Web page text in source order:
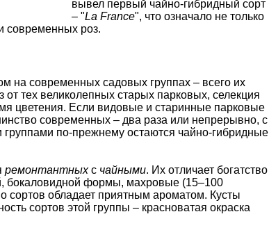
вывел первый чайно-гибридный сорт
– "La France", что означало не только
современных роз.
на современных садовых группах – всего их
от тех великолепных старых парковых, селекция
цветения. Если видовые и старинные парковые
современных – два раза или непрерывно, с
по-прежнему остаются чайно-гибридные
ремонтантныхс чайными. Их отличает богатство
бокаловидной формы, махровые (15–100
сортов обладает приятным ароматом. Кусты
сортов этой группы – красноватая окраска